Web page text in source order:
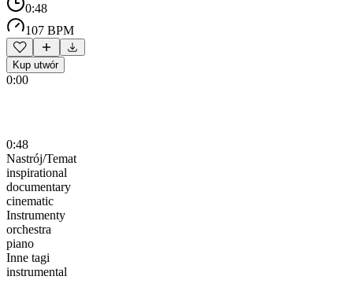
0:48
107 BPM
Kup utwór
0:00
0:48
Nastrój/Temat
inspirational
documentary
cinematic
Instrumenty
orchestra
piano
Inne tagi
instrumental